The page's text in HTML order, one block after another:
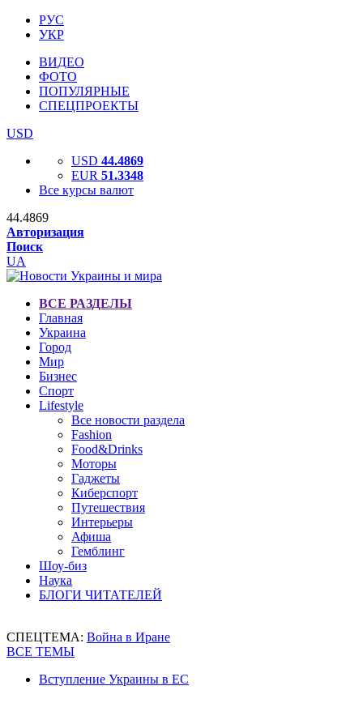
РУС
УКР
ВИДЕО
ФОТО
ПОПУЛЯРНЫЕ
СПЕЦПРОЕКТЫ
USD
USD 44.4869
EUR 51.3348
Все курсы валют
44.4869
Авторизация
Поиск
UA
ВСЕ РАЗДЕЛЫ
Главная
Украина
Город
Мир
Бизнес
Спорт
Lifestyle
Все новости раздела
Fashion
Food&Drinks
Моторы
Гаджеты
Киберспорт
Путешествия
Интерьеры
Афиша
Гемблинг
Шоу-биз
Наука
БЛОГИ ЧИТАТЕЛЕЙ
СПЕЦТЕМА: Война в Иране
ВСЕ ТЕМЫ
Вступление Украины в ЕС